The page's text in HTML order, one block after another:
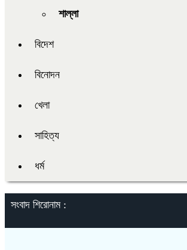
শাল্লা
বিদেশ
বিনোদন
খেলা
সাহিত্য
ধর্ম
সংবাদ শিরোনাম :